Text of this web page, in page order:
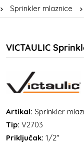
Sprinkler mlaznice
VICTAULIC
Artikal: Sprinkler
Tip: V2703
Priključak: 1/2"